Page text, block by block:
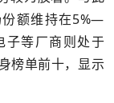
额维持在5%—
子等厂商则处于
榜单前十，显示